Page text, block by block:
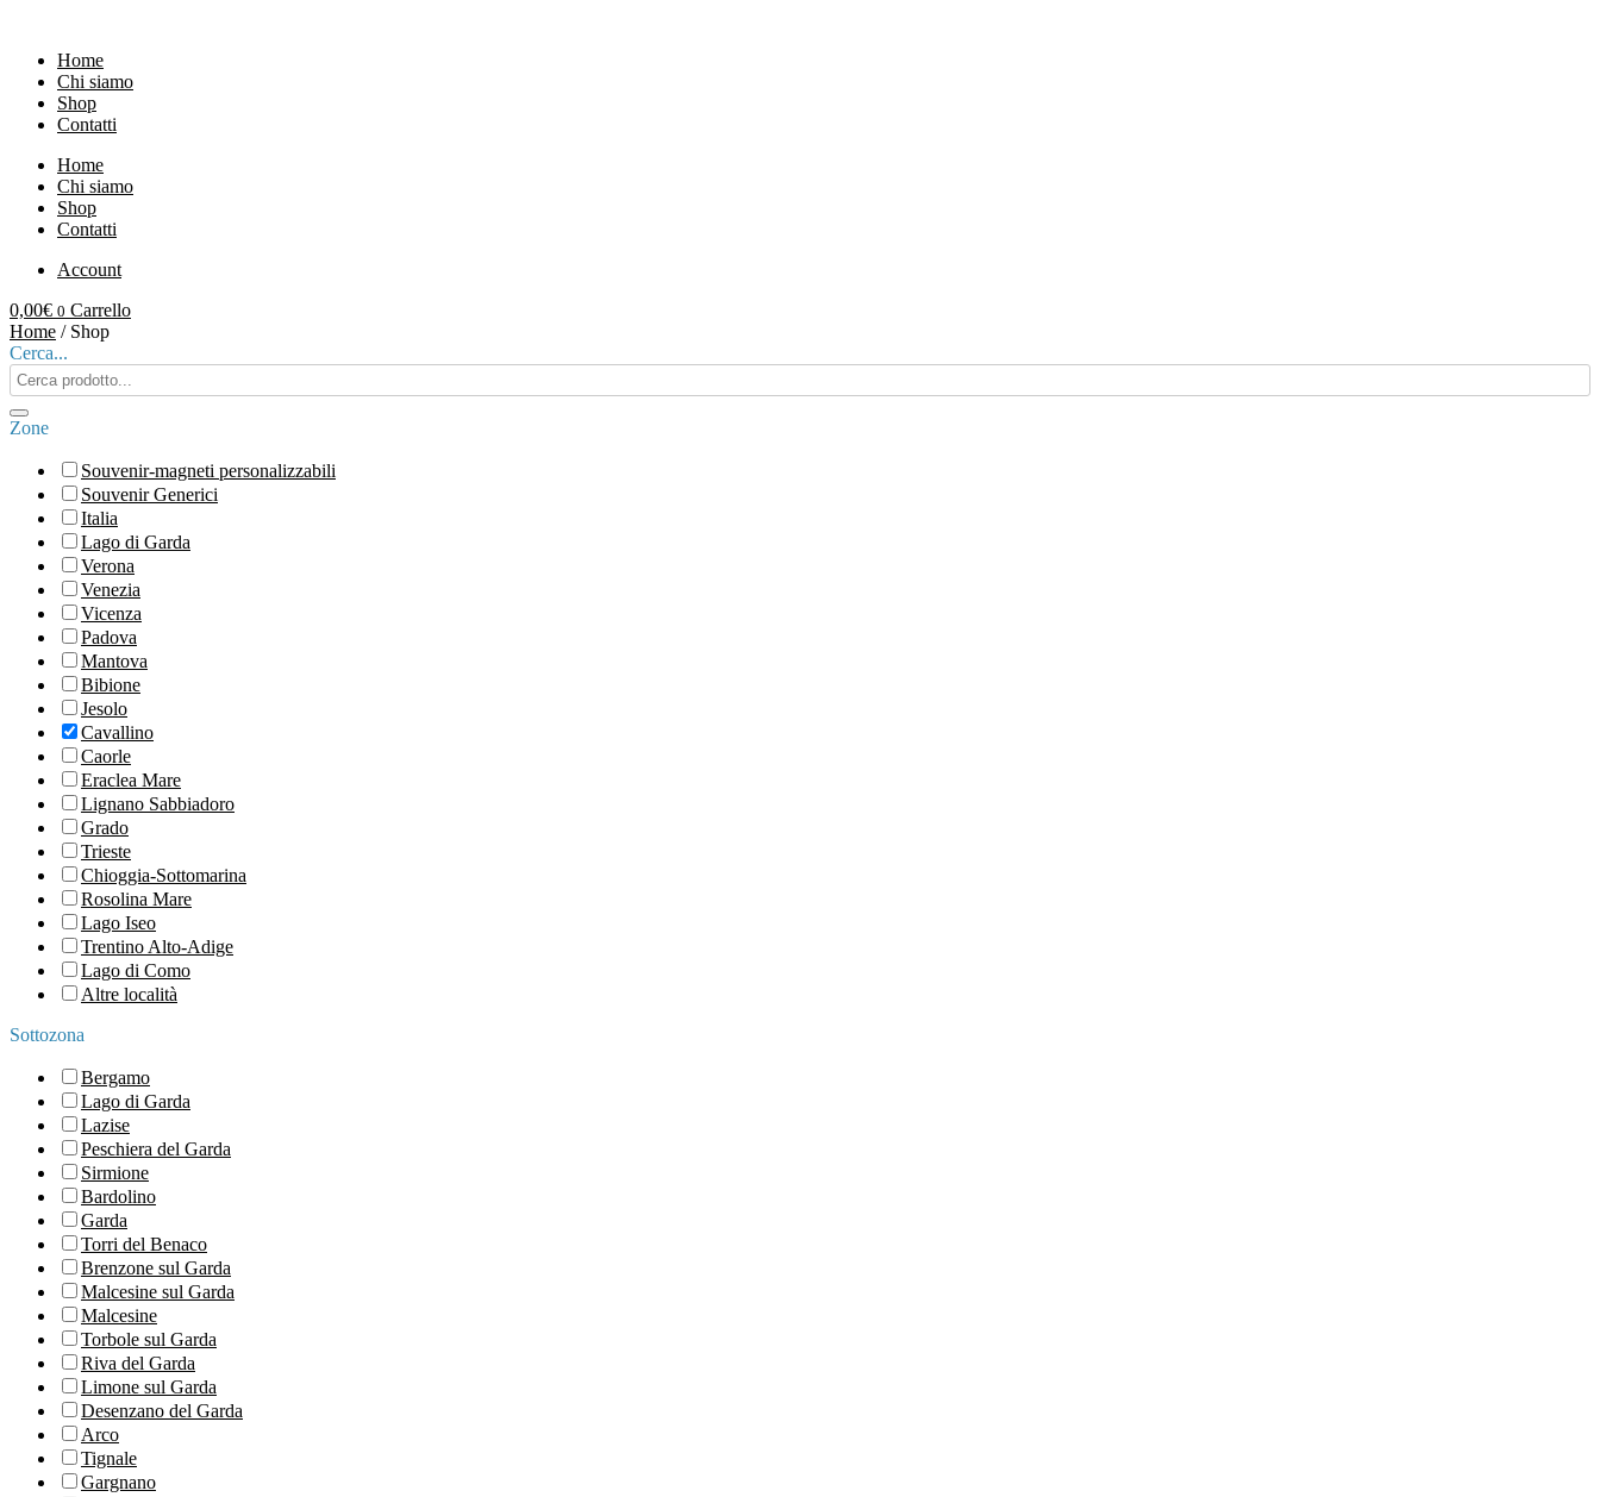
contenutoHome
Chi siamo
Shop
Contatti
Home
Chi siamo
Shop
Contatti
Account
0,00€ 0 Carrello
Home / Shop
Cerca...
Search
products:
Zone
Souvenir-magneti personalizzabili
Souvenir Generici
Italia
Lago di Garda
Verona
Venezia
Vicenza
Padova
Mantova
Bibione
Jesolo
Cavallino
Caorle
Eraclea Mare
Lignano Sabbiadoro
Grado
Trieste
Chioggia-Sottomarina
Rosolina Mare
Lago Iseo
Trentino Alto-Adige
Lago di Como
Altre località
Sottozona
Bergamo
Lago di Garda
Lazise
Peschiera del Garda
Sirmione
Bardolino
Garda
Torri del Benaco
Brenzone sul Garda
Malcesine sul Garda
Malcesine
Torbole sul Garda
Riva del Garda
Limone sul Garda
Desenzano del Garda
Arco
Tignale
Gargnano